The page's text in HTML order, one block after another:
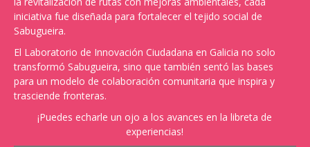
iniciativa fue diseñada para fortalecer el tejido social de
Sabugueira.
El Laboratorio de Innovación Ciudadana en Galicia no solo
transformó Sabugueira, sino que también sentó las bases
para un modelo de colaboración comunitaria que inspira y
trasciende fronteras.
¡Puedes echarle un ojo a los avances en la libreta de
experiencias!